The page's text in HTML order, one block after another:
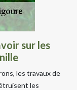
sur les
les travaux de
les